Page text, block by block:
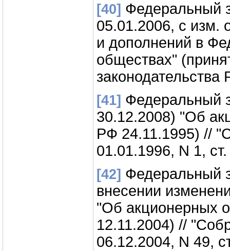
[40] Федеральный
05.01.2006, с изм.
и дополнений в
обществах"
[41] Федеральный
30.12.2008) "Об
РФ 24.11.1995) //
01.01.1996, N 1,
[42] Федеральный
внесении
"Об акционерных
12.11.2004) //
06.12.2004, N 49,